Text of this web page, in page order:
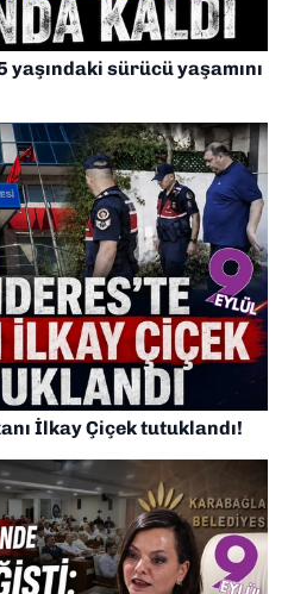
yaşındaki sürücü yaşamını
İlkay Çiçek tutuklandı!